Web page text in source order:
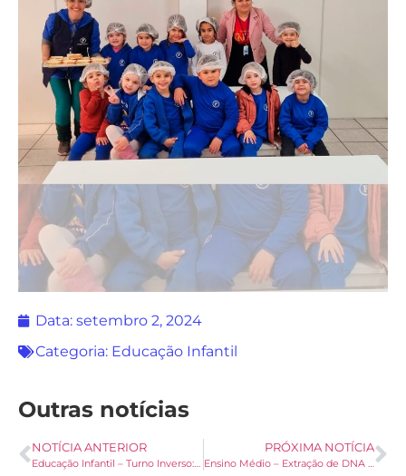
Data: setembro 2, 2024
Categoria: Educação Infantil
Outras notícias
NOTÍCIA ANTERIOR
Educação Infantil – Turno Inverso: Atividade Divertida
PRÓXIMA NOTÍCIA
Ensino Médio – Extração de DNA de morangos.